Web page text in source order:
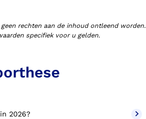
rechten aan de inhoud ontleend worden.
specifiek voor u gelden.
2026?